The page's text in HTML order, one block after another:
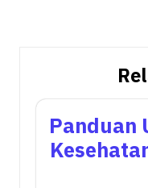
Panduan